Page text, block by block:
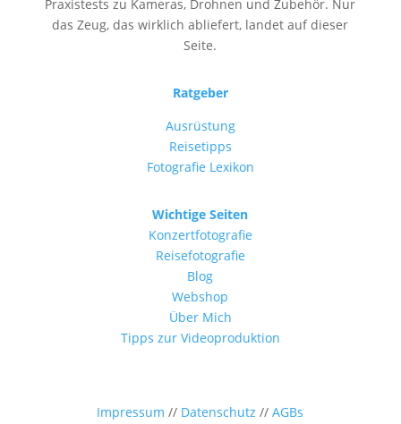
Praxistests zu Kameras, Drohnen und Zubehör. Nur
das Zeug, das wirklich abliefert, landet auf dieser
Seite.
Ratgeber
Ausrüstung
Reisetipps
Fotografie Lexikon
Wichtige Seiten
Konzertfotografie
Reisefotografie
Blog
Webshop
Über Mich
Tipps zur Videoproduktion
Impressum // Datenschutz //AGBs